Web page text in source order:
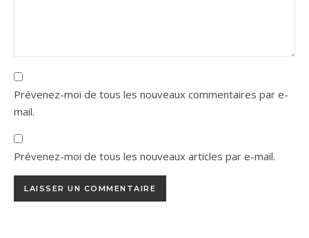
Prévenez-moi de tous les nouveaux commentaires par e-
mail.
Prévenez-moi de tous les nouveaux articles par e-mail.